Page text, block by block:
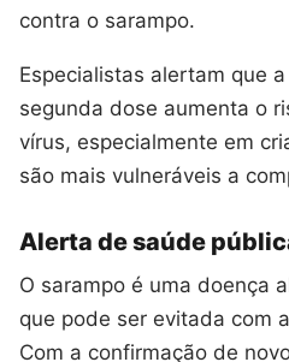
contra o sarampo.
Especialistas alertam que
segunda dose aumenta o
vírus, especialmente em
são mais vulneráveis a
Alerta de saúde
O sarampo é uma doença
que pode ser evitada com
Com a confirmação de